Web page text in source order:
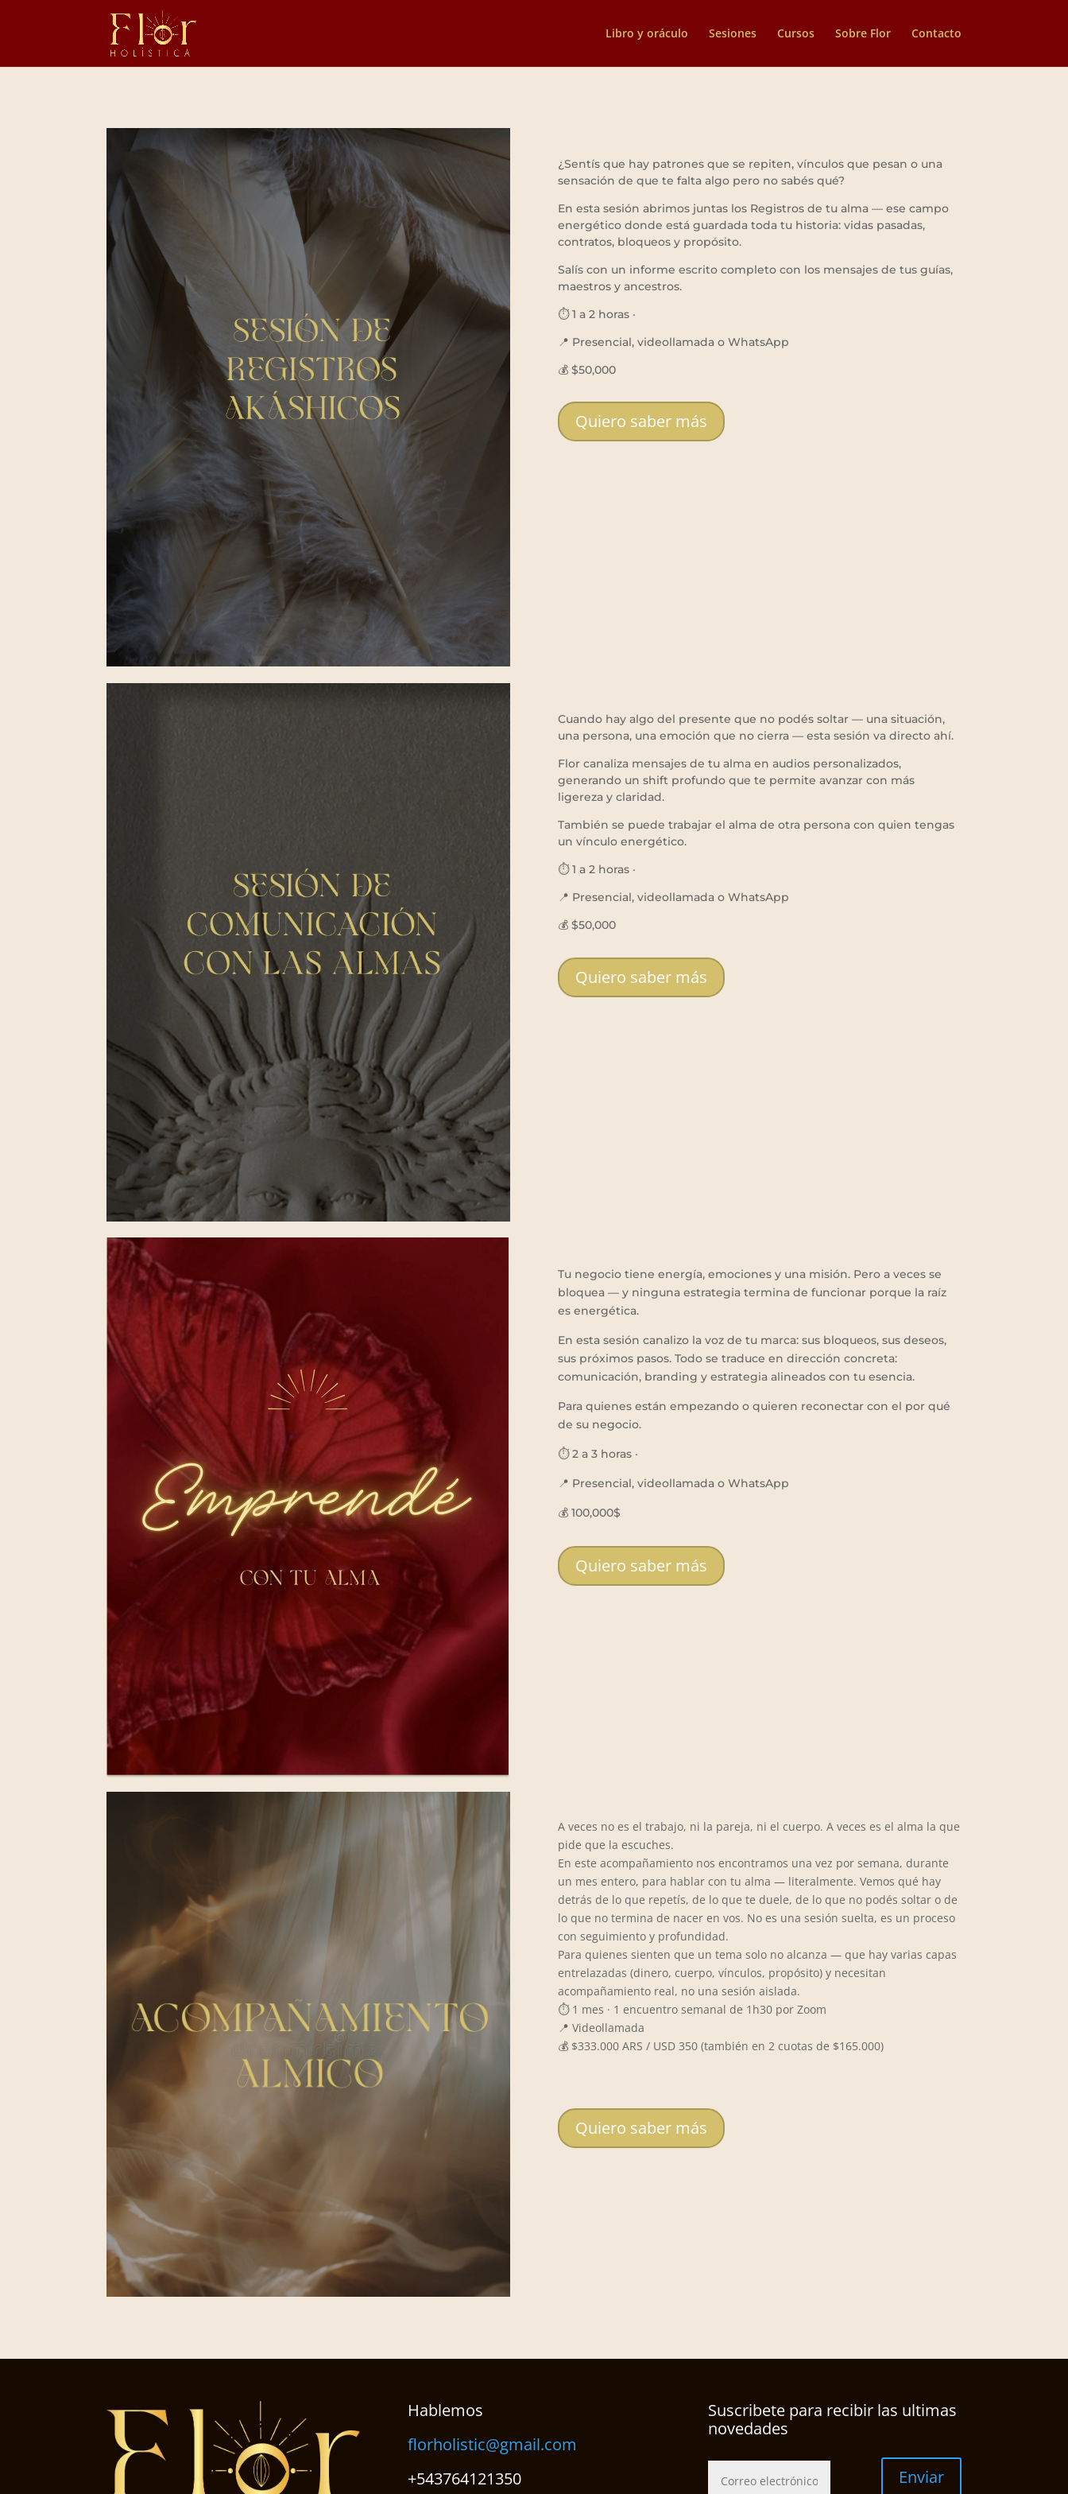
Libro y oráculo Sesiones Cursos Sobre Flor Contacto
¿Sentís que hay patrones que se repiten, vínculos que pesan o una
sensación de que te falta algo pero no sabés qué?
En esta sesión abrimos juntas los Registros de tu alma — ese campo
energético donde está guardada toda tu historia: vidas pasadas,
contratos, bloqueos y propósito.
Salís con un informe escrito completo con los mensajes de tus guías,
maestros y ancestros.
⏱️ 1 a 2 horas ·
📍 Presencial, videollamada o WhatsApp
💰 $50,000
Quiero saber más
Cuando hay algo del presente que no podés soltar — una situación,
una persona, una emoción que no cierra — esta sesión va directo ahí.
Flor canaliza mensajes de tu alma en audios personalizados,
generando un shift profundo que te permite avanzar con más
ligereza y claridad.
También se puede trabajar el alma de otra persona con quien tengas
un vínculo energético.
⏱️ 1 a 2 horas ·
📍 Presencial, videollamada o WhatsApp
💰 $50,000
Quiero saber más
Tu negocio tiene energía, emociones y una misión. Pero a veces se
bloquea — y ninguna estrategia termina de funcionar porque la raíz
es energética.
En esta sesión canalizo la voz de tu marca: sus bloqueos, sus deseos,
sus próximos pasos. Todo se traduce en dirección concreta:
comunicación, branding y estrategia alineados con tu esencia.
Para quienes están empezando o quieren reconectar con el por qué
de su negocio.
⏱️ 2 a 3 horas ·
📍 Presencial, videollamada o WhatsApp
💰 100,000$
Quiero saber más
A veces no es el trabajo, ni la pareja, ni el cuerpo. A veces es el alma la que
pide que la escuches.
En este acompañamiento nos encontramos una vez por semana, durante
un mes entero, para hablar con tu alma — literalmente. Vemos qué hay
detrás de lo que repetís, de lo que te duele, de lo que no podés soltar o de
lo que no termina de nacer en vos. No es una sesión suelta, es un proceso
con seguimiento y profundidad.
Para quienes sienten que un tema solo no alcanza — que hay varias capas
entrelazadas (dinero, cuerpo, vínculos, propósito) y necesitan
acompañamiento real, no una sesión aislada.
⏱️ 1 mes · 1 encuentro semanal de 1h30 por Zoom
📍 Videollamada
💰 $333.000 ARS / USD 350 (también en 2 cuotas de $165.000)
Quiero saber más
Hablemos
florholistic@gmail.com
+543764121350
Suscribete para recibir las ultimas
novedades
Enviar